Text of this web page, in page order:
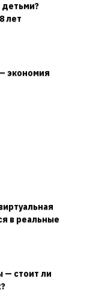
детьми?
лет
экономия
в реальные
— стоит ли